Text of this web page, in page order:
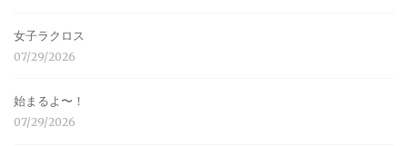
女子ラクロス
07/29/2026
始まるよ〜！
07/29/2026